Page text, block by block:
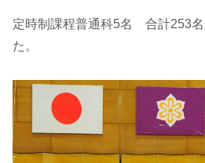
定時制課程普通科5名 合計253名
た。